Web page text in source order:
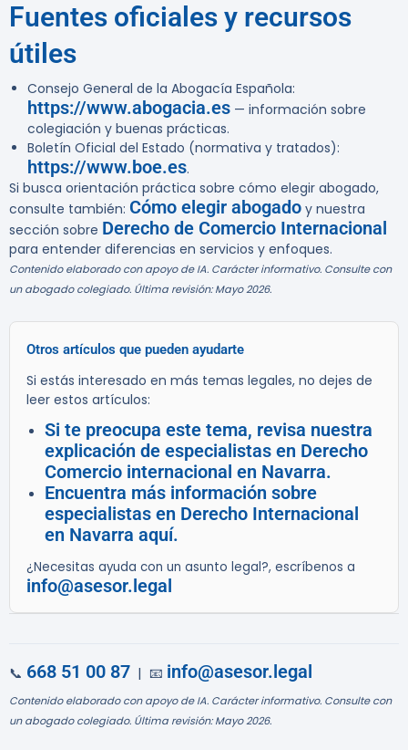
Fuentes oficiales y recursos
útiles
Consejo General de la Abogacía Española:
https://www.abogacia.es — información sobre
colegiación y buenas prácticas.
Boletín Oficial del Estado (normativa y tratados):
https://www.boe.es.
Si busca orientación práctica sobre cómo elegir abogado,
consulte también: Cómo elegir abogado y nuestra
sección sobre Derecho de Comercio Internacional
para entender diferencias en servicios y enfoques.
Contenido elaborado con apoyo de IA. Carácter informativo. Consulte con
un abogado colegiado. Última revisión: Mayo 2026.
Otros artículos que pueden ayudarte
Si estás interesado en más temas legales, no dejes de
leer estos artículos:
Si te preocupa este tema, revisa nuestra
explicación de especialistas en Derecho
Comercio internacional en Navarra.
Encuentra más información sobre
especialistas en Derecho Internacional
en Navarra aquí.
¿Necesitas ayuda con un asunto legal?, escríbenos a
info@asesor.legal
📞 668 51 00 87 | 📧 info@asesor.legal
Contenido elaborado con apoyo de IA. Carácter informativo. Consulte con
un abogado colegiado. Última revisión: Mayo 2026.